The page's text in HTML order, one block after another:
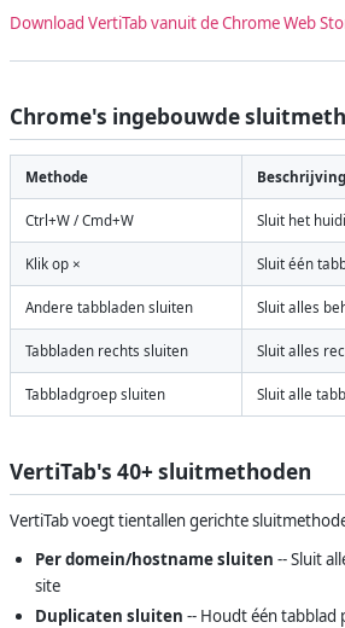
Download VertiTab vanuit de Chrome Web
Chrome's ingebouwde
Methode Beschrijving
Ctrl+W / Cmd+W Sluit het
Klik op × Sluit één
Andere tabbladen sluiten Sluit alles
Tabbladen rechts sluiten Sluit alles
Tabbladgroep sluiten Sluit alle
VertiTab's 40+ sluitmethoden
VertiTab voegt tientallen gerichte
Per domein/hostname sluiten -- Sluit
site
Duplicaten sluiten -- Houdt één tabblad